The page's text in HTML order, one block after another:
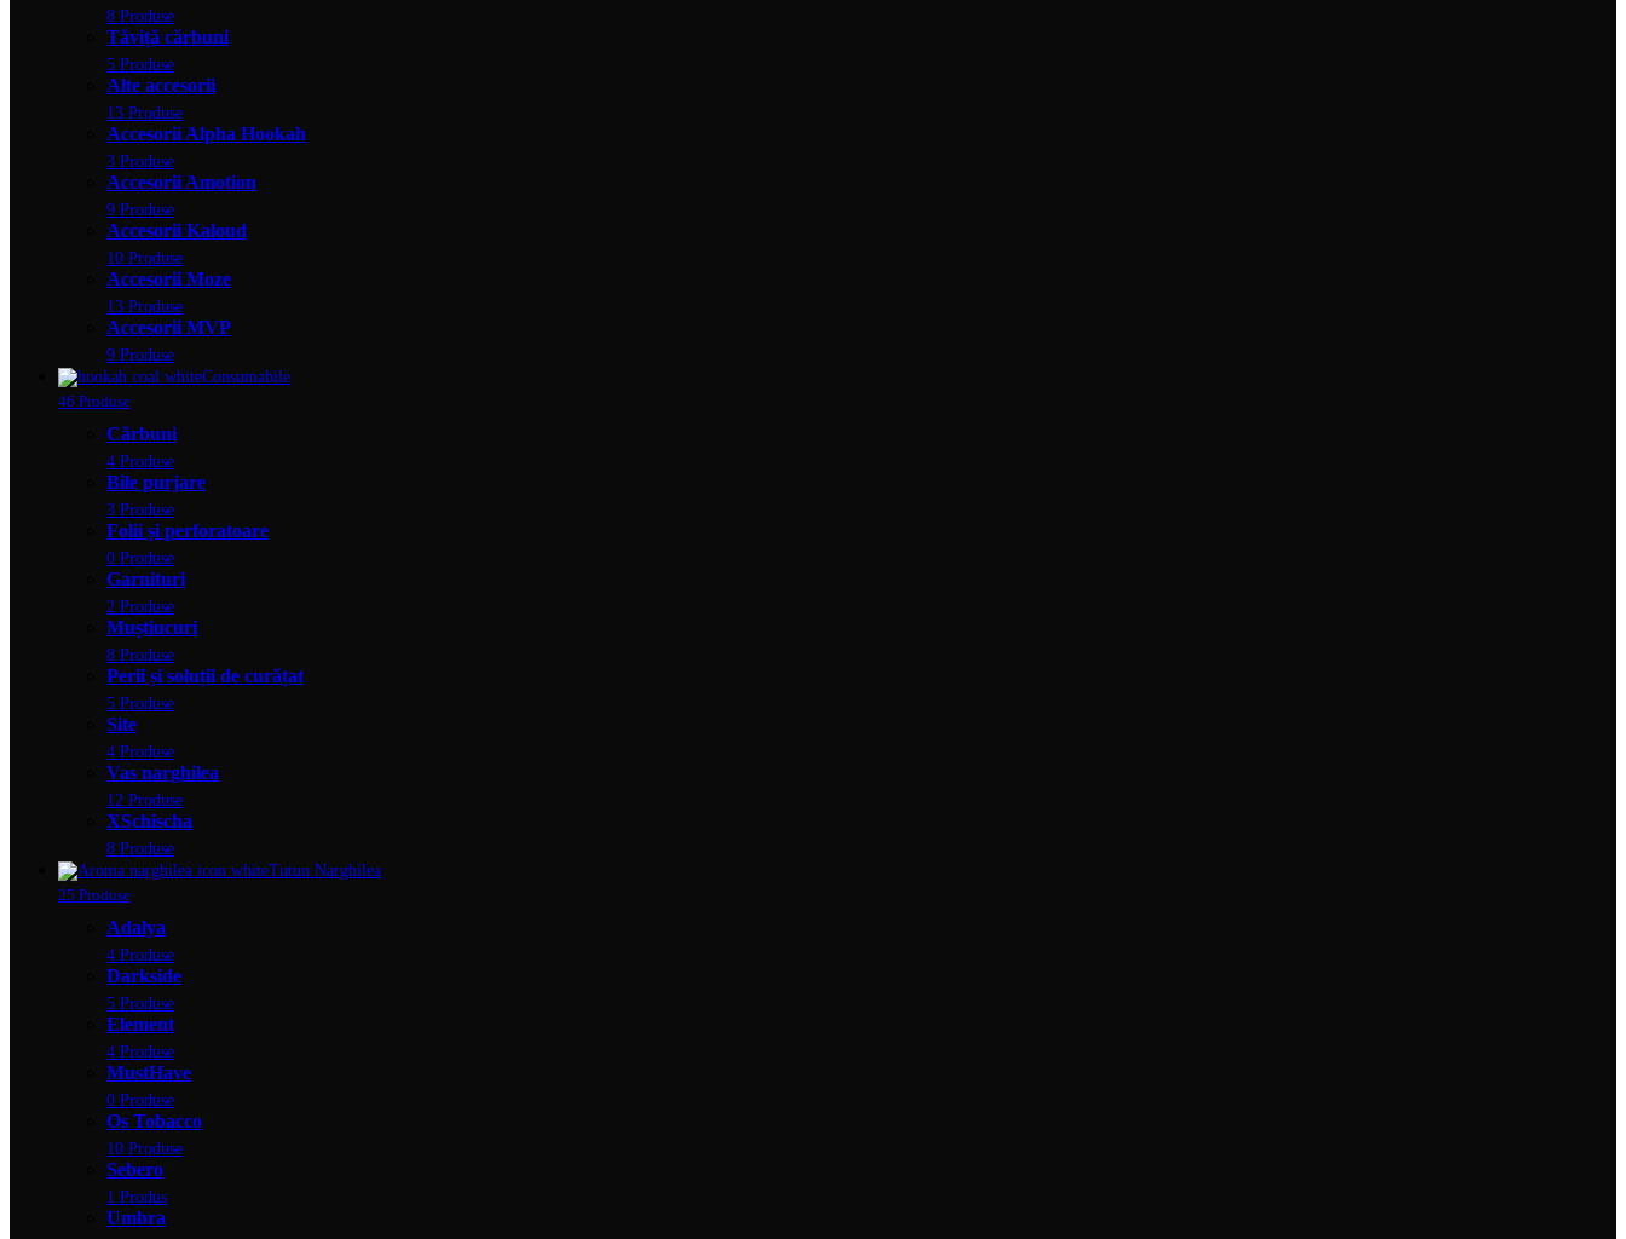
8 Produse
Tăviță cărbuni
5 Produse
Alte accesorii
13 Produse
Accesorii Alpha Hookah
3 Produse
Accesorii Amotion
9 Produse
Accesorii Kaloud
10 Produse
Accesorii Moze
13 Produse
Accesorii MVP
9 Produse
Consumabile
46 Produse
Cărbuni
4 Produse
Bile purjare
3 Produse
Folii și perforatoare
0 Produse
Garnituri
2 Produse
Muștiucuri
8 Produse
Perii și soluții de curățat
5 Produse
Site
4 Produse
Vas narghilea
12 Produse
XSchischa
8 Produse
Tutun Narghilea
25 Produse
Adalya
4 Produse
Darkside
5 Produse
Element
4 Produse
MustHave
0 Produse
Os Tobacco
10 Produse
Sebero
1 Produs
Umbra